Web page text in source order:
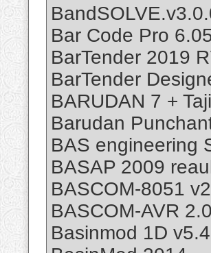
Bar Code Pro
BarTender 2019
BarTender
BARUDAN 7 +
Barudan
BAS engineering
BASAP 2009
BASCOM-8051
BASCOM-AVR
Basinmod 1D v5.4